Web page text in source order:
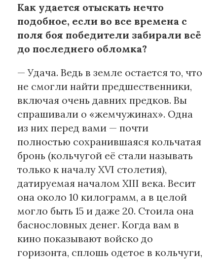
Как удается отыскать нечто
подобное, если во все времена с
поля боя победители забирали всё
до последнего обломка?
— Удача. Ведь в земле остается то, что
не смогли найти предшественники,
включая очень давних предков. Вы
спрашивали о «жемчужинах». Одна
из них перед вами — почти
полностью сохранившаяся кольчатая
бронь (кольчугой её стали называть
только к началу XVI столетия),
датируемая началом XIII века. Весит
она около 10 килограмм, а в целой
могло быть 15 и даже 20. Стоила она
баснословных денег. Когда вам в
кино показывают войско до
горизонта, сплошь одетое в кольчуги,